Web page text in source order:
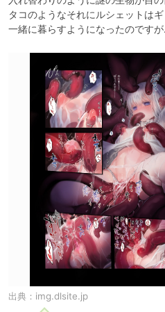
タコのようなそれにルシェットはギ
一緒に暮らすようになったのです
出典： img.dlsite.jp